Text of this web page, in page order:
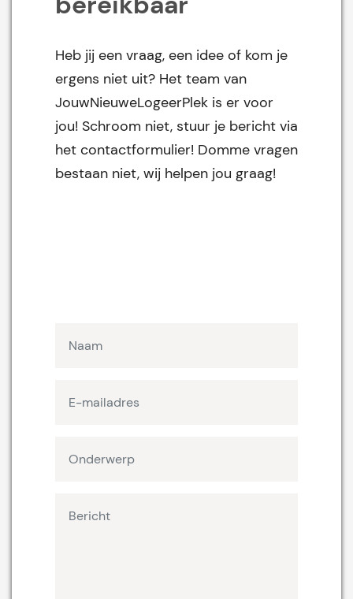
Heb jij een vraag, een idee of kom je
ergens niet uit? Het team van
JouwNieuweLogeerPlek is er voor
jou! Schroom niet, stuur je bericht via
het contactformulier! Domme vragen
bestaan niet, wij helpen jou graag!